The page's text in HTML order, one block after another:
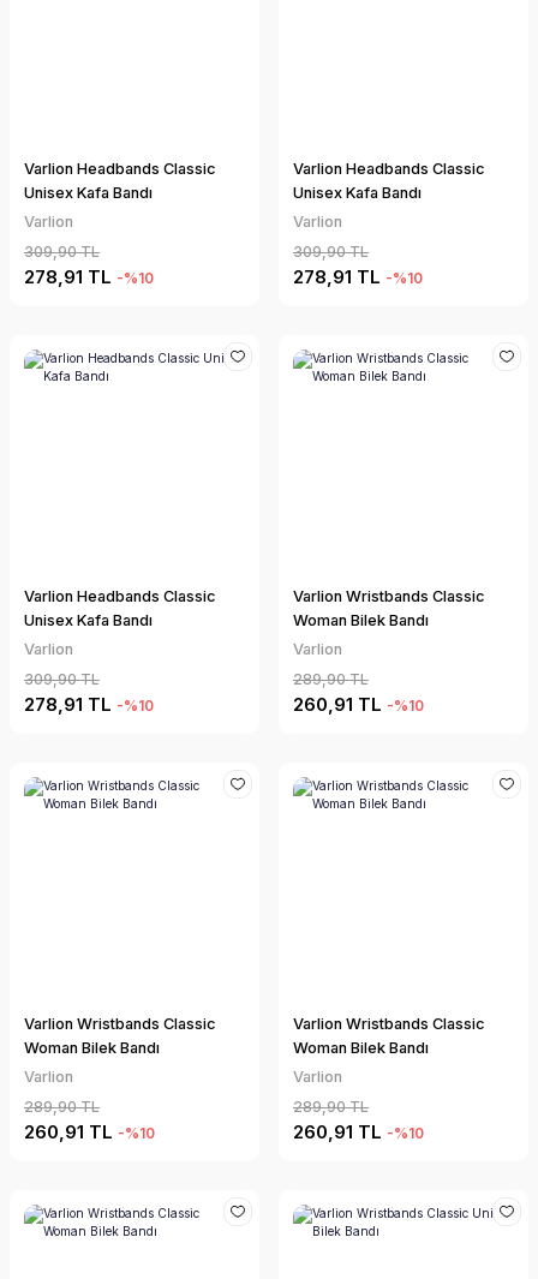
Varlion Headbands Classic
Unisex Kafa Bandı
Varlion
309,90 TL
278,91 TL -%10
Varlion Headbands Classic
Unisex Kafa Bandı
Varlion
309,90 TL
278,91 TL -%10
Varlion Headbands Classic
Unisex Kafa Bandı
Varlion
309,90 TL
278,91 TL -%10
Varlion Wristbands Classic
Woman Bilek Bandı
Varlion
289,90 TL
260,91 TL -%10
Varlion Wristbands Classic
Woman Bilek Bandı
Varlion
289,90 TL
260,91 TL -%10
Varlion Wristbands Classic
Woman Bilek Bandı
Varlion
289,90 TL
260,91 TL -%10